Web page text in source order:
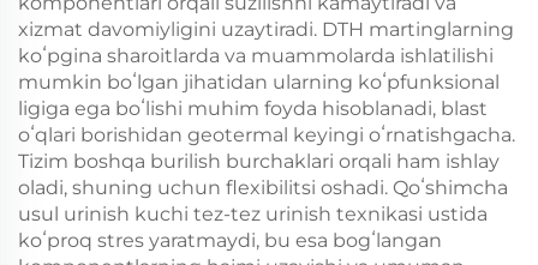
xizmat davomiyligini uzaytiradi. DTH martinglarning
koʻpgina sharoitlarda va muammolarda ishlatilishi
mumkin boʻlgan jihatidan ularning koʻpfunksional
ligiga ega boʻlishi muhim foyda hisoblanadi, blast
oʻqlari borishidan geotermal keyingi oʻrnatishgacha.
Tizim boshqa burilish burchaklari orqali ham ishlay
oladi, shuning uchun flexibilitsi oshadi. Qoʻshimcha
usul urinish kuchi tez-tez urinish texnikasi ustida
koʻproq stres yaratmaydi, bu esa bogʻlangan